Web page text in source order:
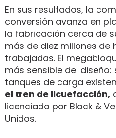
En sus resultados, la
conversión avanza en
la fabricación cerca de
más de diez millones
trabajadas. El
más sensible del
tanques de carga
el tren de licuefacción,
licenciada por Black &
Unidos.